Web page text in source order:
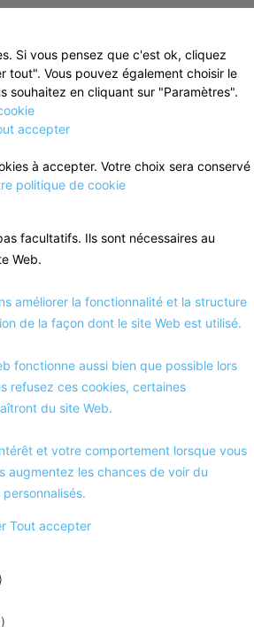
Si vous pensez que c'est ok, cliquez
tout". Vous pouvez également choisir le
souhaitez en cliquant sur "Paramètres".
accepter
à accepter. Votre choix sera conservé
politique de cookie
facultatifs. Ils sont nécessaires au
Web.
améliorer la fonctionnalité et la structure
de la façon dont le site Web est utilisé.
fonctionne aussi bien que possible lors
refusez ces cookies, certaines
du site Web.
et votre comportement lorsque vous
augmentez les chances de voir du
Tout accepter
)
)